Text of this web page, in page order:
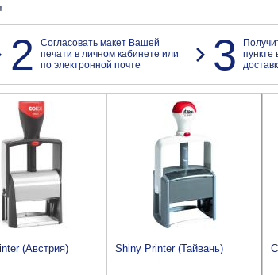
2
Согласовать макет Вашей
печати в личном кабинете или
по электронной почте
3
пункте
(Австрия) Shiny Printer (Тайвань)